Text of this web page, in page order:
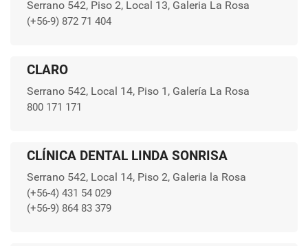
Serrano 542, Piso 2, Local 13, Galeria La Rosa
(+56-9) 872 71 404
CLARO
Serrano 542, Local 14, Piso 1, Galería La Rosa
800 171 171
CLÍNICA DENTAL LINDA SONRISA
Serrano 542, Local 14, Piso 2, Galeria la Rosa
(+56-4) 431 54 029
(+56-9) 864 83 379